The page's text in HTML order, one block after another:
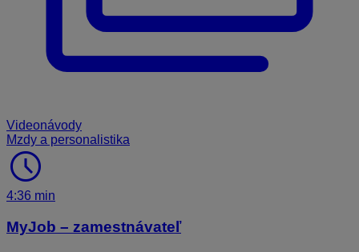
Videonávody
Mzdy a personalistika
schedule
4:36 min
MyJob – zamestnávateľ